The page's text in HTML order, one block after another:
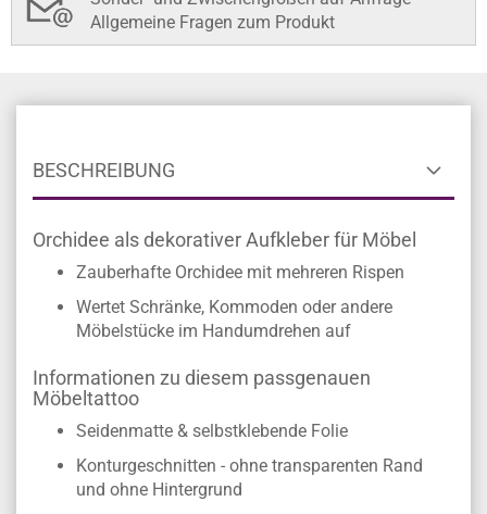
Allgemeine Fragen zum Produkt
BESCHREIBUNG
Orchidee als dekorativer Aufkleber für Möbel
Zauberhafte Orchidee mit mehreren Rispen
Wertet Schränke, Kommoden oder andere
Möbelstücke im Handumdrehen auf
Informationen zu diesem passgenauen
Möbeltattoo
Seidenmatte & selbstklebende Folie
Konturgeschnitten - ohne transparenten Rand
und ohne Hintergrund